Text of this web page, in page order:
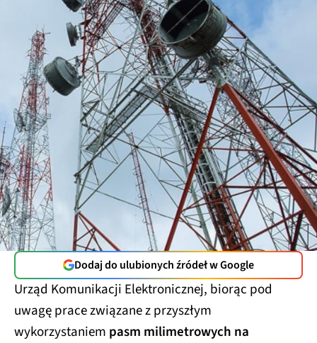
Dodaj do ulubionych źródeł w Google
Urząd Komunikacji Elektronicznej, biorąc pod
uwagę prace związane z przyszłym
wykorzystaniem pasm milimetrowych na